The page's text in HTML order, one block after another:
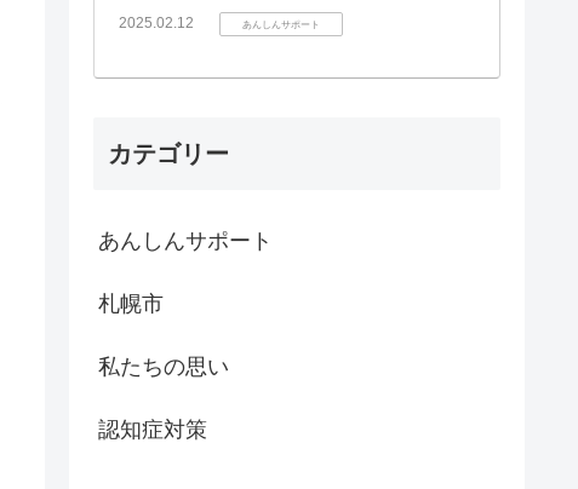
2025.02.12 あんしんサポート
カテゴリー
あんしんサポート
札幌市
私たちの思い
認知症対策